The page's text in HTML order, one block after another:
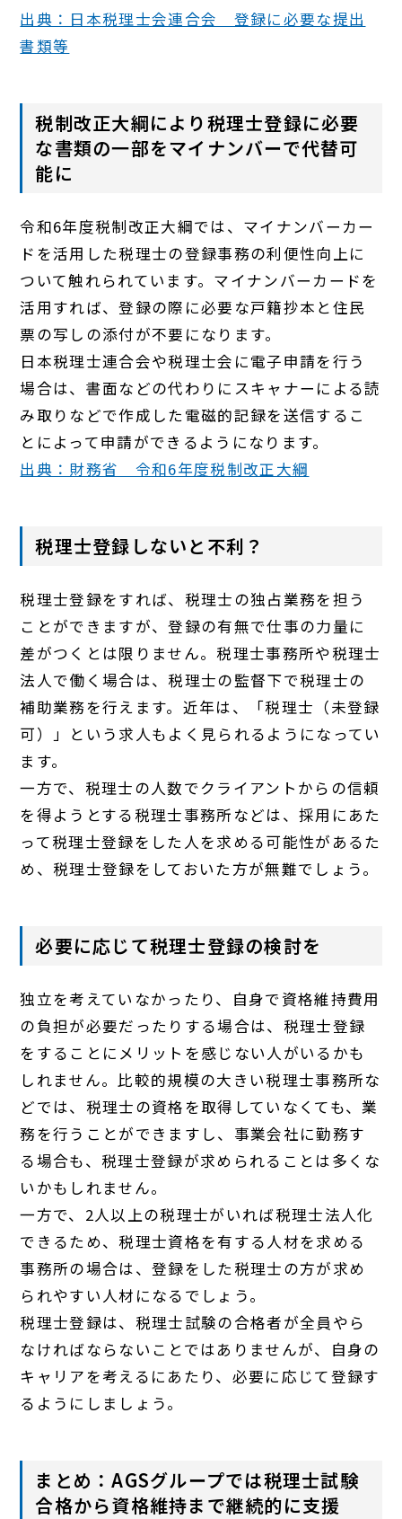
出典：日本税理士会連合会 登録に必要な提出
書類等
税制改正大綱により税理士登録に必要
な書類の一部をマイナンバーで代替可
能に
令和6年度税制改正大綱では、マイナンバーカー
ドを活用した税理士の登録事務の利便性向上に
ついて触れられています。マイナンバーカードを
活用すれば、登録の際に必要な戸籍抄本と住民
票の写しの添付が不要になります。
日本税理士連合会や税理士会に電子申請を行う
場合は、書面などの代わりにスキャナーによる読
み取りなどで作成した電磁的記録を送信するこ
とによって申請ができるようになります。
出典：財務省 令和6年度税制改正大綱
税理士登録しないと不利？
税理士登録をすれば、税理士の独占業務を担う
ことができますが、登録の有無で仕事の力量に
差がつくとは限りません。税理士事務所や税理士
法人で働く場合は、税理士の監督下で税理士の
補助業務を行えます。近年は、「税理士（未登録
可）」という求人もよく見られるようになってい
ます。
一方で、税理士の人数でクライアントからの信頼
を得ようとする税理士事務所などは、採用にあた
って税理士登録をした人を求める可能性があるた
め、税理士登録をしておいた方が無難でしょう。
必要に応じて税理士登録の検討を
独立を考えていなかったり、自身で資格維持費用
の負担が必要だったりする場合は、税理士登録
をすることにメリットを感じない人がいるかも
しれません。比較的規模の大きい税理士事務所な
どでは、税理士の資格を取得していなくても、業
務を行うことができますし、事業会社に勤務す
る場合も、税理士登録が求められることは多くな
いかもしれません。
一方で、2人以上の税理士がいれば税理士法人化
できるため、税理士資格を有する人材を求める
事務所の場合は、登録をした税理士の方が求め
られやすい人材になるでしょう。
税理士登録は、税理士試験の合格者が全員やら
なければならないことではありませんが、自身の
キャリアを考えるにあたり、必要に応じて登録す
るようにしましょう。
まとめ：AGSグループでは税理士試験
合格から資格維持まで継続的に支援